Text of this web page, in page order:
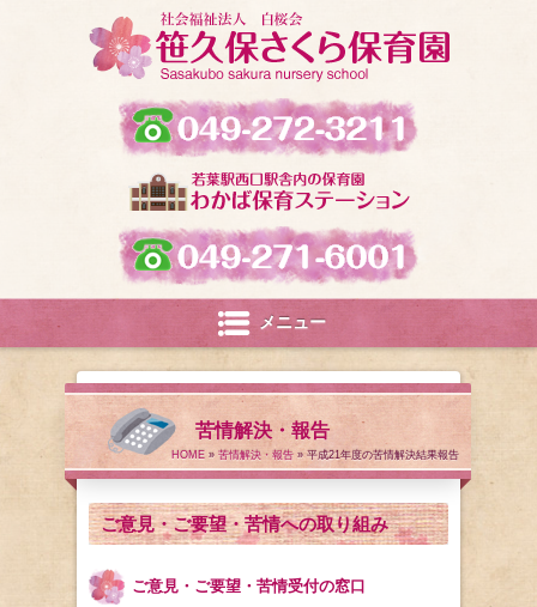
メニュー
苦情解決・報告
HOME »苦情解決・報告 » 平成21年度の苦情解決結果報告
ご意見・ご要望・苦情への取り組み
ご意見・ご要望・苦情受付の窓口